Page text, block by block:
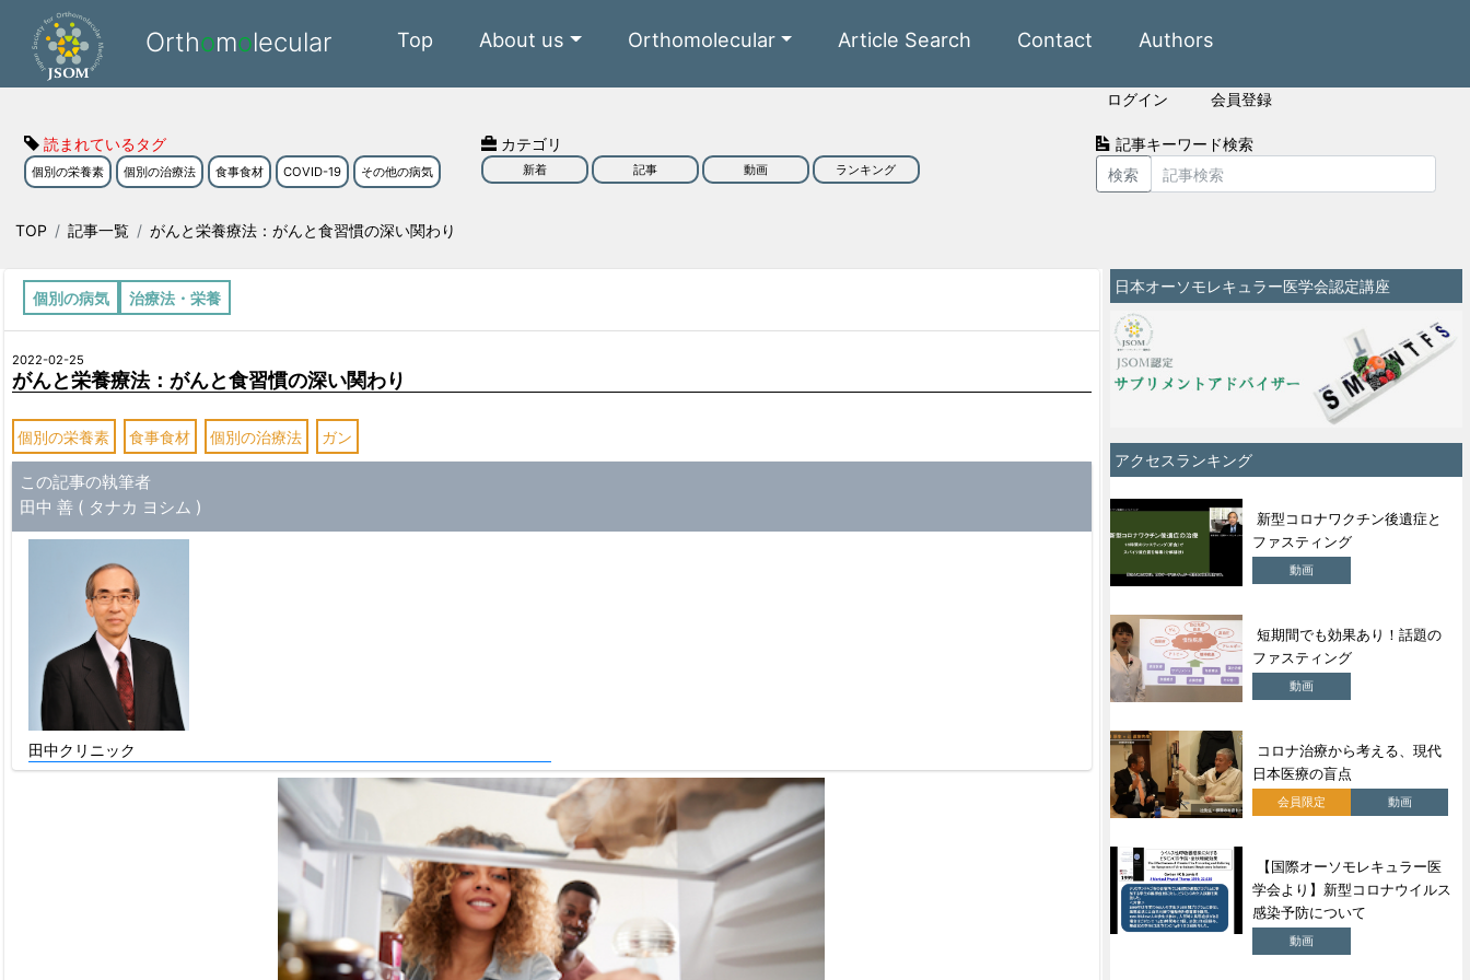
Orthomolecular Top About us Orthomolecular Article Search Contact Authors
ログイン 会員登録
読まれているタグ
個別の栄養素 個別の治療法 食事食材 COVID-19 その他の病気
カテゴリ
新着 記事 動画 ランキング
記事キーワード検索
検索
TOP 記事一覧 がんと栄養療法：がんと食習慣の深い関わり
個別の病気 治療法・栄養
2022-02-25
がんと栄養療法：がんと食習慣の深い関わり
個別の栄養素 食事食材 個別の治療法 ガン
この記事の執筆者
田中 善 ( タナカ ヨシム )
田中クリニック
日本オーソモレキュラー医学会認定講座
アクセスランキング
新型コロナワクチン後遺症と
ファスティング
動画
短期間でも効果あり！話題の
ファスティング
動画
コロナ治療から考える、現代
日本医療の盲点
会員限定 動画
【国際オーソモレキュラー医
学会より】新型コロナウイルス
感染予防について
動画